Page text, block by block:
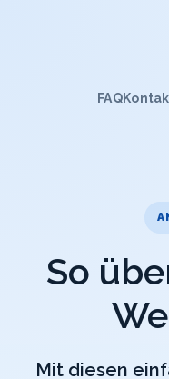
FAQ
So
Mit diesen